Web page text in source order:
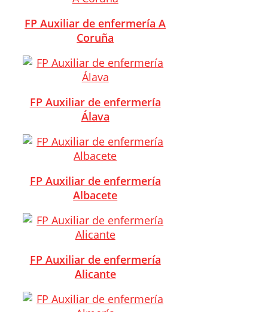
FP Auxiliar de enfermería A
Coruña
FP Auxiliar de enfermería
Álava
FP Auxiliar de enfermería
Albacete
FP Auxiliar de enfermería
Alicante